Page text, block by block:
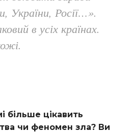
України, Росії…».
в усіх країнах.
більше цікавить
чи феномен зла? Ви